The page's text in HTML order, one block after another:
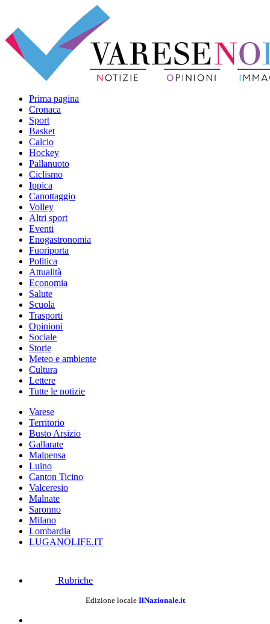
Prima pagina
Cronaca
Sport
Basket
Calcio
Hockey
Pallanuoto
Ciclismo
Ippica
Canottaggio
Volley
Altri sport
Eventi
Enogastronomia
Fuoriporta
Politica
Attualità
Economia
Salute
Scuola
Trasporti
Opinioni
Sociale
Storie
Meteo e ambiente
Cultura
Lettere
Tutte le notizie
Varese
Territorio
Busto Arsizio
Gallarate
Malpensa
Luino
Canton Ticino
Valceresio
Malnate
Saronno
Milano
Lombardia
LUGANOLIFE.IT
Rubriche
Edizione locale IlNazionale.it